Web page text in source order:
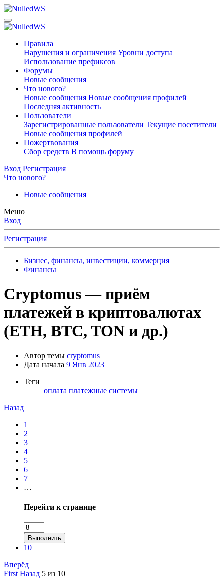
Правила
Нарушения и ограничения Уровни доступа
Использование префиксов
Форумы
Новые сообщения
Что нового?
Новые сообщения Новые сообщения профилей
Последняя активность
Пользователи
Зарегистрированные пользователи Текущие посетители
Новые сообщения профилей
Пожертвования
Сбор средств В помощь форуму
Вход Регистрация
Что нового?
Новые сообщения
Меню
Вход
Регистрация
Бизнес, финансы, инвестиции, коммерция
Финансы
Cryptomus — приём
платежей в криптовалютах
(ETH, BTC, TON и др.)
Автор темы cryptomus
Дата начала 9 Янв 2023
Теги
оплата платежные системы
Назад
1
2
3
4
5
6
7
…
Перейти к странице
Выполнить
10
Вперёд
First Назад 5 из 10